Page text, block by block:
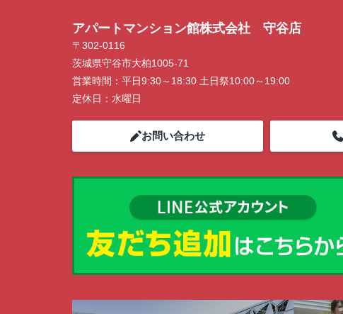
アパートマンション館株式会社 守谷店
〒302-0116
茨城県守谷市大柏1005-71
営業時間： 平日9:30～18:30 土日祭10:00～19:00
定休日： 水曜日
お問い合わせ